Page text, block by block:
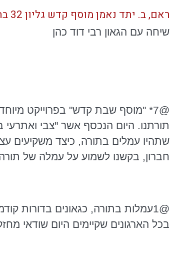
ראם, ב. יתד נאמן מוסף קדש גליון 32 בהר בחוקותי אייר תשס"ו עמ' 6 – 9
שיחה עם הגאון רבי דוד כהן
@7* "מוסף שבת קדש" בפרוייקט
תורתנו. היום הנכסף אשר "צבי ואתרעי
שתהיו עמלים בתורה, כיצד משקיעים
חברון, בקשנו לשמוע על עמלה של
@1עמלות בתורה, כגאונים בדורות
בכל הארגונים שקיימים היום שודאי